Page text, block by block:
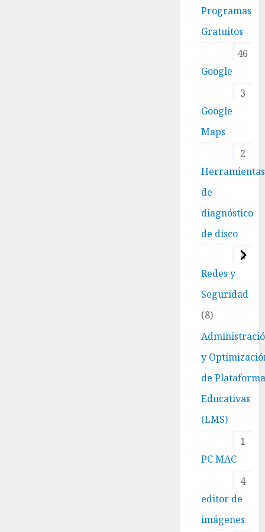
Programas
Gratuitos
46
Google
3
Google
Maps
2
Herramientas
de
diagnóstico
de disco
4
Redes y
Seguridad
8
y
de
Educativas
(LMS)
1
PC MAC
4
editor de
imágenes